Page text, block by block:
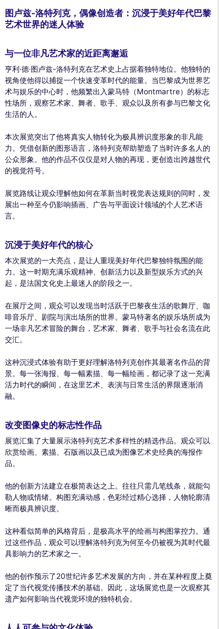
图卢兹-洛特列克，偶像创造者：沉浸于美好年代巴黎
艺术世界的迷人体验
与一位非凡艺术家的近距离邂逅
亨利·德·图卢兹-洛特列克在艺术史上占据着独特地位。他独特的
视角使他得以捕捉一个快速变革时代的能量。当巴黎成为世界艺
术与娱乐的中心时，他频繁出入蒙马特（Montmartre）的标志
性场所，观察艺术家、舞者、歌手、观众以及所有参与巴黎文化
生活的人。
本次展览突出了他将真实人物转化为极具辨识度形象的非凡能
力。凭借创新的图形语言，洛特列克帮助塑造了当时许多名人的
公众形象。他的作品不仅仅是对人物的再现，更创造出跨越世代
的视觉符号。
展览路线让观众理解他如何在革新当时视觉表达规则的同时，发
展出一种至今仍影响插画、广告与平面设计领域的个人艺术语
言。
沉浸于美好年代的核心
本次展览的一大亮点，是让人重现美好年代巴黎独特氛围的能
力。这一时期充满乐观精神、创新活力以及新型娱乐方式的兴
起，是法国文化史上最迷人的阶段之一。
在展厅之间，观众可以发现当时活跃于巴黎夜生活的歌舞厅、咖
啡音乐厅、剧院与演出场所的世界。蒙马特著名的娱乐场所成为
一场非凡艺术冒险的舞台，艺术家、舞者、歌手与社会名流在此
交汇。
这种沉浸式体验有助于更好理解洛特列克创作其最著名作品的背
景。每一张海报、每一幅素描、每一幅绘画，都记录了这一充满
活力时代的瞬间，在这里艺术、表演与日常生活的界限逐渐消
融。
改变图像史的标志性作品
展览汇集了大量展示洛特列克艺术多样性的精选作品。观众可以
欣赏绘画、素描、石版画以及已成为图像艺术史经典的海报作
品。
他的创新方法建立在极简表达之上。往往只需几笔线条，就能勾
勒人物或情绪。构图充满动感，色彩经过精心选择，人物轮廓清
晰而极具辨识度。
这种看似简单的风格背后，是极高水平的绘画与构图掌控力。通
过这些作品，观众可以理解洛特列克为何至今仍被视为其时代最
具影响力的艺术家之一。
他的创作预示了20世纪许多艺术发展的方向，并在某种程度上奠
定了当代视觉传播技术的基础。因此，这场展览也是一次观察其
遗产如何影响当代视觉环境的独特机会。